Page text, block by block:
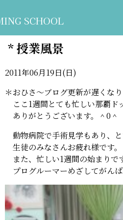
SCHOOL
* 授業風景
2011年06月19日(日)
＊おひさ～ブログ更新が遅くな
ここ1週間とても忙しい那覇ド
ありがとうございます。＾0＾
動物病院で手術見学もあり、
生徒のみなさんお疲れ様です。
また、忙しい1週間の始まりで
プログルーマーめざしてがん